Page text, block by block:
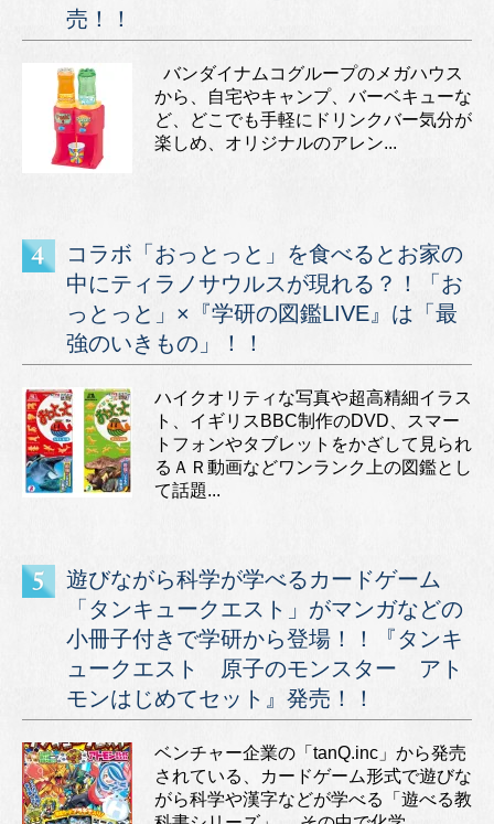
売！！
バンダイナムコグループのメガハウス
から、自宅やキャンプ、バーベキューな
ど、どこでも手軽にドリンクバー気分が
楽しめ、オリジナルのアレン...
コラボ「おっとっと」を食べるとお家の
中にティラノサウルスが現れる？！「お
っとっと」×『学研の図鑑LIVE』は「最
強のいきもの」！！
ハイクオリティな写真や超高精細イラス
ト、イギリスBBC制作のDVD、スマー
トフォンやタブレットをかざして見られ
るＡＲ動画などワンランク上の図鑑とし
て話題...
遊びながら科学が学べるカードゲーム
「タンキュークエスト」がマンガなどの
小冊子付きで学研から登場！！『タンキ
ュークエスト 原子のモンスター アト
モンはじめてセット』発売！！
ベンチャー企業の「tanQ.inc」から発売
されている、カードゲーム形式で遊びな
がら科学や漢字などが学べる「遊べる教